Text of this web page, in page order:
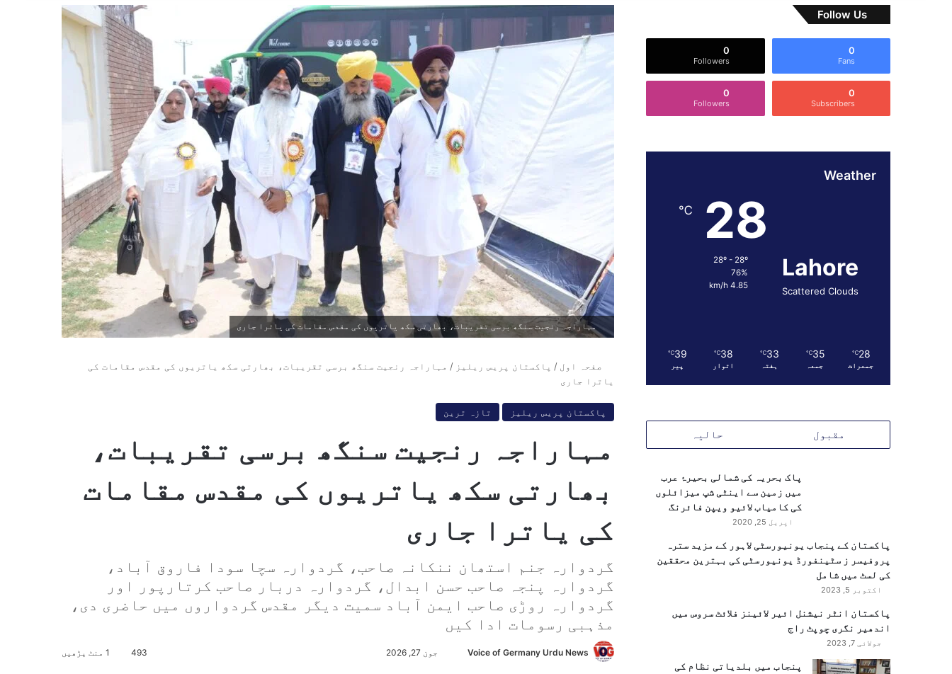
مہاراجہ رنجیت سنگھ برسی تقریبات، بھارتی سکھ یاتریوں کی مقدس مقامات کی یاترا جاری
صفحہ اول / پاکستان پریس ریلیز / مہاراجہ رنجیت سنگھ برسی تقریبات، بھارتی سکھ یاتریوں کی مقدس مقامات کی
یاترا جاری
پاکستان پریس ریلیز تازہ ترین
مہاراجہ رنجیت سنگھ برسی تقریبات،
بھارتی سکھ یاتریوں کی مقدس مقامات
کی یاترا جاری
گردوارہ جنم استھان ننکانہ صاحب، گردوارہ سچا سودا فاروق آباد،
گردوارہ پنجہ صاحب حسن ابدال، گردوارہ دربار صاحب کرتارپور اور
گردوارہ روڑی صاحب ایمن آباد سمیت دیگر مقدس گردواروں میں حاضری دی،
مذہبی رسومات ادا کیں
Voice of Germany Urdu News جون 27, 2026 493
Follow Us
0
Fans
0
Followers
0
Subscribers
0
Followers
Weather
Lahore
Scattered Clouds
28
℃
28º - 28º
76%
4.85 km/h
28
℃
جمعرات
35
℃
جمعہ
33
℃
ہفتہ
38
℃
اتوار
39
℃
پیر
مقبول حالیہ
پاک بحریہ کی شمالی بحیرۂ عرب
میں زمین سے اینٹی شپ میزائلوں
کی کامیاب لائیو ویپن فائرنگ
اپریل 25, 2020
پاکستان کے پنجاب یونیورسٹی لاہور کے مزید سترہ
پروفیسر ز سٹینفورڈ یونیورسٹی کی بہترین محققین
کی لسٹ میں شامل
اکتوبر 5, 2023
پاکستان انٹر نیشنل ائیر لائینز فلائٹ سروس میں
اندھیر نگری چوپٹ راج
جولائی 7, 2023
پنجاب میں بلدیاتی نظام کی